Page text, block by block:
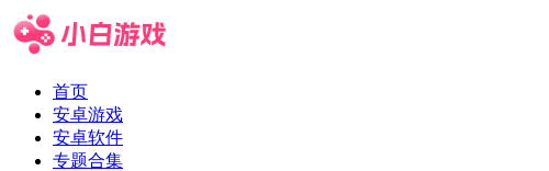
首页
安卓游戏
安卓软件
专题合集